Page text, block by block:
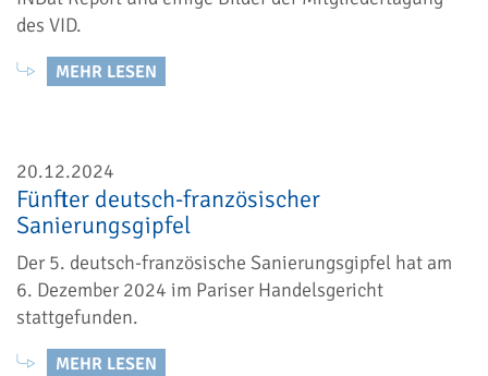
des VID.
MEHR LESEN
20.12.2024
Fünfter deutsch-französischer
Sanierungsgipfel
Der 5. deutsch-französische Sanierungsgipfel hat am
6. Dezember 2024 im Pariser Handelsgericht
stattgefunden.
MEHR LESEN